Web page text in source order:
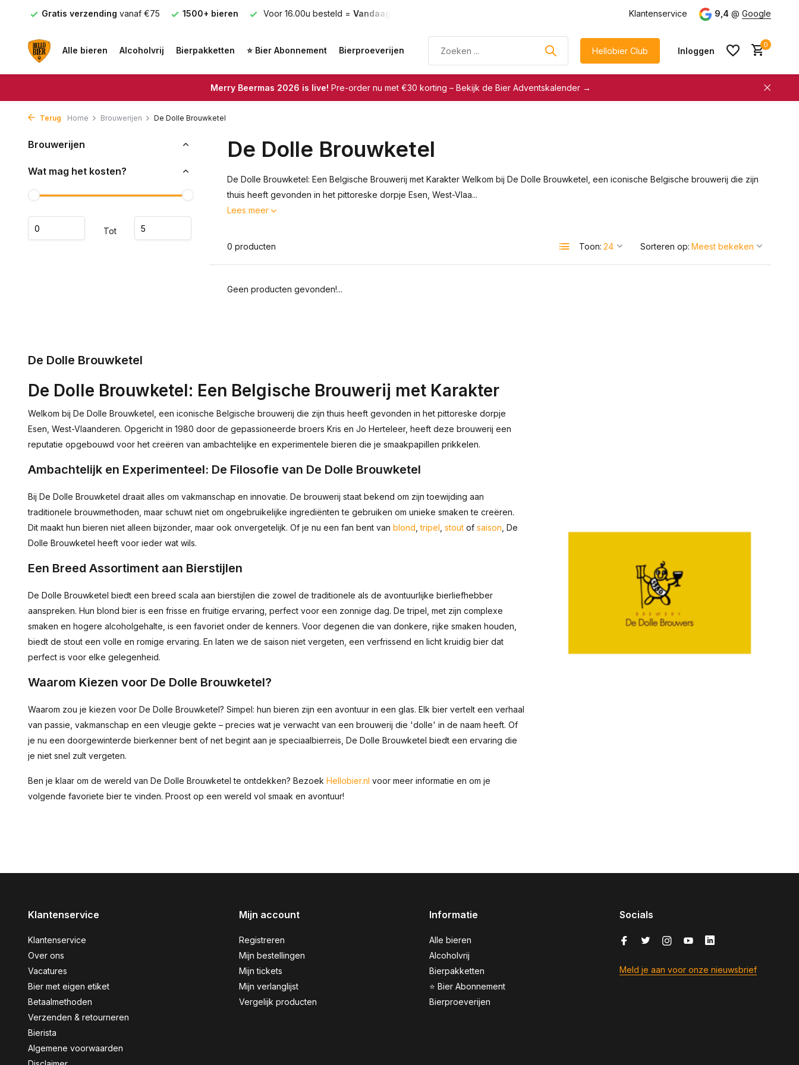
Gratis verzending vanaf €75 1500+ bieren Voor 16.00u besteld = Vandaag verzonden Klantenservice 9,4 @ Google
Alle bieren Alcoholvrij Bierpakketten ⭐ Bier Abonnement Bierproeverijen Hellobier Club Inloggen
korting
korting
0
Merry Beermas 2026 is live! Pre-order nu met €30 korting – Bekijk de Bier Adventskalender →
Terug Home Brouwerijen De Dolle Brouwketel
Brouwerijen
Wat mag het kosten?
Tot
De Dolle Brouwketel
De Dolle Brouwketel: Een Belgische Brouwerij met Karakter Welkom bij De Dolle Brouwketel, een iconische Belgische brouwerij die zijn
thuis heeft gevonden in het pittoreske dorpje Esen, West-Vlaa...
Lees meer
0 producten Toon: Sorteren op:
Geen producten gevonden!...
De Dolle Brouwketel
De Dolle Brouwketel: Een Belgische Brouwerij met Karakter
Welkom bij De Dolle Brouwketel, een iconische Belgische brouwerij die zijn thuis heeft gevonden in het pittoreske dorpje
Esen, West-Vlaanderen. Opgericht in 1980 door de gepassioneerde broers Kris en Jo Herteleer, heeft deze brouwerij een
reputatie opgebouwd voor het creëren van ambachtelijke en experimentele bieren die je smaakpapillen prikkelen.
Ambachtelijk en Experimenteel: De Filosofie van De Dolle Brouwketel
Bij De Dolle Brouwketel draait alles om vakmanschap en innovatie. De brouwerij staat bekend om zijn toewijding aan
traditionele brouwmethoden, maar schuwt niet om ongebruikelijke ingrediënten te gebruiken om unieke smaken te creëren.
Dit maakt hun bieren niet alleen bijzonder, maar ook onvergetelijk. Of je nu een fan bent van blond ,tripel stout of saison , De
Dolle Brouwketel heeft voor ieder wat wils.
Een Breed Assortiment aan Bierstijlen
De Dolle Brouwketel biedt een breed scala aan bierstijlen die zowel de traditionele als de avontuurlijke bierliefhebber
aanspreken. Hun blond bier is een frisse en fruitige ervaring, perfect voor een zonnige dag. De tripel, met zijn complexe
smaken en hogere alcoholgehalte, is een favoriet onder de kenners. Voor degenen die van donkere, rijke smaken houden,
biedt de stout een volle en romige ervaring. En laten we de saison niet vergeten, een verfrissend en licht kruidig bier dat
perfect is voor elke gelegenheid.
Waarom Kiezen voor De Dolle Brouwketel?
Waarom zou je kiezen voor De Dolle Brouwketel? Simpel: hun bieren zijn een avontuur in een glas. Elk bier vertelt een verhaal
van passie, vakmanschap en een vleugje gekte – precies wat je verwacht van een brouwerij die 'dolle' in de naam heeft. Of
je nu een doorgewinterde bierkenner bent of net begint aan je speciaalbierreis, De Dolle Brouwketel biedt een ervaring die
je niet snel zult vergeten.
Ben je klaar om de wereld van De Dolle Brouwketel te ontdekken? Bezoek Hellobier.nl voor meer informatie en om je
volgende favoriete bier te vinden. Proost op een wereld vol smaak en avontuur!
Klantenservice
Klantenservice
Over ons
Vacatures
Bier met eigen etiket
Betaalmethoden
Verzenden & retourneren
Bierista
Algemene voorwaarden
Mijn account
Registreren
Mijn bestellingen
Mijn tickets
Mijn verlanglijst
Vergelijk producten
Informatie
Alle bieren
Alcoholvrij
Bierpakketten
⭐ Bier Abonnement
Bierproeverijen
Socials
Meld je aan voor onze nieuwsbrief